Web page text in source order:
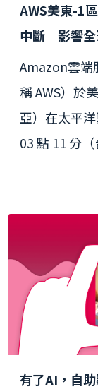
AWS美東-1
中斷 影響全
Amazon雲端
稱 AWS）於
亞）在太平
03 點 11 分（
有了AI，自